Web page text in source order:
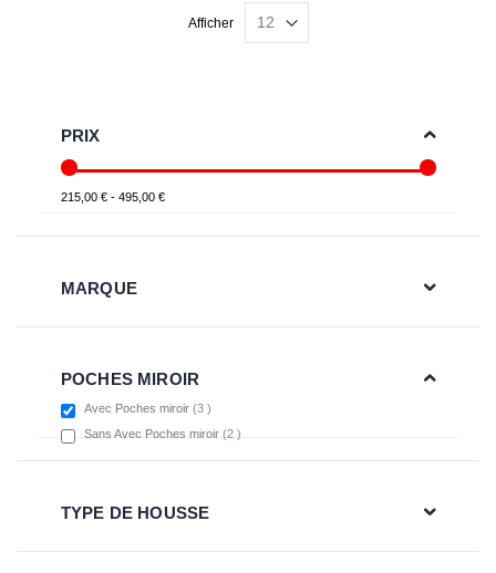
Afficher
PRIX
215,00 € - 495,00 €
MARQUE
POCHES MIROIR
Avec Poches miroir 3 items
Sans Avec Poches miroir 2 items
TYPE DE HOUSSE